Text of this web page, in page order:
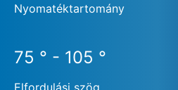
Nyomatéktartomány
75 ° - 105 °
Elfordulási szög